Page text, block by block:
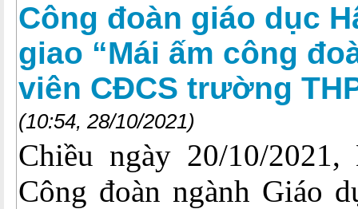
Công đoàn giáo dục
giao “Mái ấm công
viên CĐCS trường
(10:54, 28/10/2021)
Chiều ngày 20/10/
Công đoàn ngành Giáo